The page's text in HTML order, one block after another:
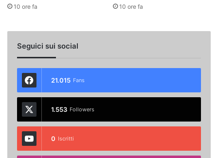
10 ore fa 10 ore fa
Seguici sui social
21.015 Fans
1.553 Followers
0 Iscritti